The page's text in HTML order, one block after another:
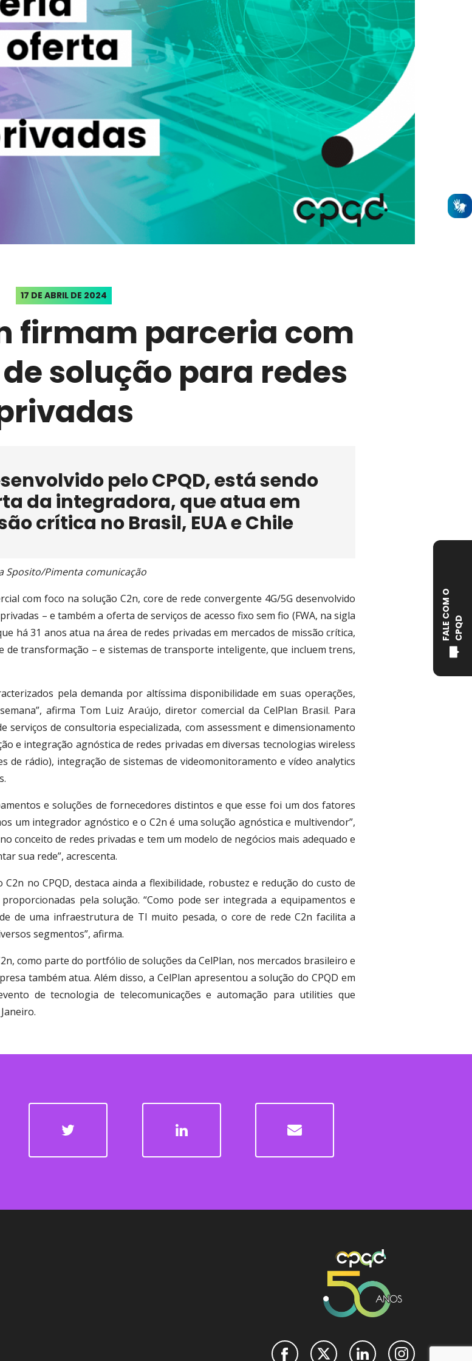
F
A
L
E
C
O
M
O
C
P
Q D
17 DE ABRIL DE 2024
firmam parceria com
solução para redes
pelo CPQD, está sendo
da integradora, que atua em
crítica no Brasil, EUA e Chile
Sposito/Pimenta comunicação
com foco na solução C2n, core de rede convergente 4G/5G desenvolvido
– e também a oferta de serviços de acesso fixo sem fio (FWA, na sigla
há 31 anos atua na área de redes privadas em mercados de missão crítica,
transformação – e sistemas de transporte inteligente, que incluem trens,
pela demanda por altíssima disponibilidade em suas operações,
afirma Tom Luiz Araújo, diretor comercial da CelPlan Brasil. Para
serviços de consultoria especializada, com assessment e dimensionamento
e integração agnóstica de redes privadas em diversas tecnologias wireless
de rádio), integração de sistemas de videomonitoramento e vídeo analytics
e soluções de fornecedores distintos e que esse foi um dos fatores
um integrador agnóstico e o C2n é uma solução agnóstica e multivendor”,
conceito de redes privadas e tem um modelo de negócios mais adequado e
sua rede”, acrescenta.
no CPQD, destaca ainda a flexibilidade, robustez e redução do custo de
pela solução. “Como pode ser integrada a equipamentos e
de uma infraestrutura de TI muito pesada, o core de rede C2n facilita a
segmentos”, afirma.
como parte do portfólio de soluções da CelPlan, nos mercados brasileiro e
também atua. Além disso, a CelPlan apresentou a solução do CPQD em
de tecnologia de telecomunicações e automação para utilities que